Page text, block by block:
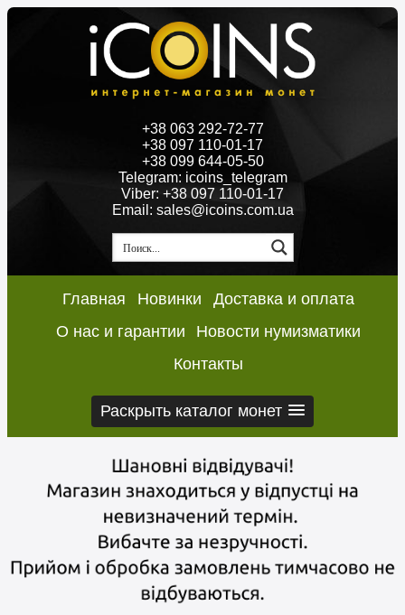
+38 063 292-72-77
+38 097 110-01-17
+38 099 644-05-50
Telegram: icoins_telegram
Viber: +38 097 110-01-17
Email: sales@icoins.com.ua
Главная Новинки
Доставка и оплата
О нас и гарантии
Новости нумизматики
Контакты
Раскрыть каталог монет